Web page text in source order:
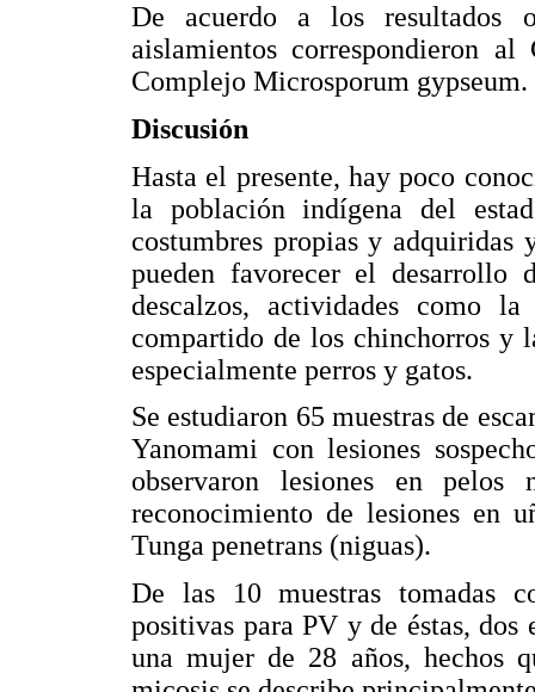
De acuerdo a los resultados
aislamientos correspondieron
Complejo Microsporum gypseum.
Discusión
Hasta el presente, hay poco
la población indígena del
costumbres propias y adquiridas
pueden favorecer el desarrollo
descalzos, actividades como
compartido de los chinchorros y
especialmente perros y gatos.
Se estudiaron 65 muestras de
Yanomami con lesiones
observaron lesiones en
reconocimiento de lesiones en
Tunga penetrans (niguas).
De las 10 muestras tomadas
positivas para PV y de éstas, dos
una mujer de 28 años, hechos